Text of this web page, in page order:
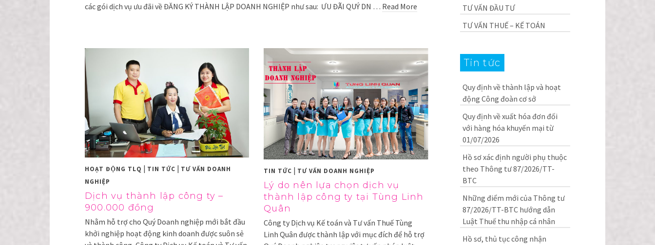
các gói dịch vụ ưu đãi về ĐĂNG KÝ THÀNH LẬP DOANH NGHIỆP như sau: ƯU ĐÃI QUÝ DN … Read More
HOẠT ĐỘNG TLQ | TIN TỨC | TƯ VẤN DOANH
NGHIỆP
Dịch vụ thành lập công ty –
900.000 đồng
Nhằm hỗ trợ cho Quý Doanh nghiệp mới bắt đầu
khởi nghiệp hoạt động kinh doanh được suôn sẻ
TIN TỨC | TƯ VẤN DOANH NGHIỆP
Lý do nên lựa chọn dịch vụ
thành lập công ty tại Tùng Linh
Quân
Công ty Dịch vụ Kế toán và Tư vấn Thuế Tùng
Linh Quân được thành lập với mục đích để hỗ trợ
TƯ VẤN ĐẦU TƯ
TƯ VẤN THUẾ – KẾ TOÁN
Tin tức
Quy định về thành lập và hoạt
động Công đoàn cơ sở
Quy định về xuất hóa đơn đối
với hàng hóa khuyến mại từ
01/07/2026
Hồ sơ xác định người phụ thuộc
theo Thông tư 87/2026/TT-
BTC
Những điểm mới của Thông tư
87/2026/TT-BTC hướng dẫn
Luật Thuế thu nhập cá nhân
Hồ sơ, thủ tục công nhận